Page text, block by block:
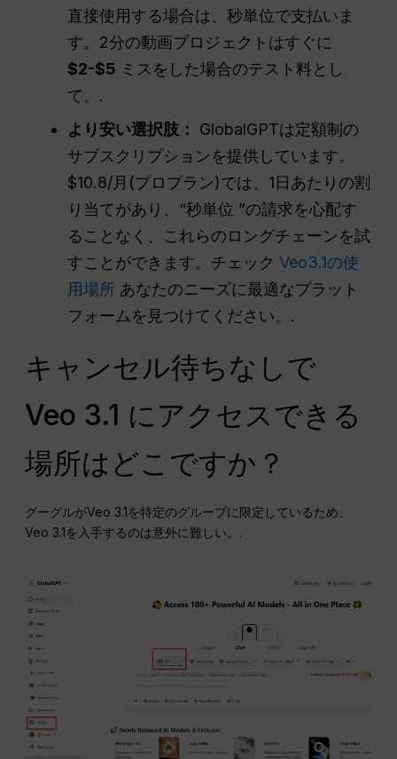
直接使用する場合は、秒単位で支払いま
す。2分の動画プロジェクトはすぐに
$2-$5 ミスをした場合のテスト料とし
て。.
より安い選択肢：
GlobalGPTは定額制の
サブスクリプションを提供しています。
$10.8/月(プロプラン)では、1日あたりの割
り当てがあり、“秒単位 ”の請求を心配す
ることなく、これらのロングチェーンを試
すことができます。チェックVeo3.1の使
用場所 あなたのニーズに最適なプラット
フォームを見つけてください。.
キャンセル待ちなしで
Veo 3.1 にアクセスできる
場所はどこですか？
グーグルがVeo 3.1を特定のグループに限定しているため、
Veo 3.1を入手するのは意外に難しい。.